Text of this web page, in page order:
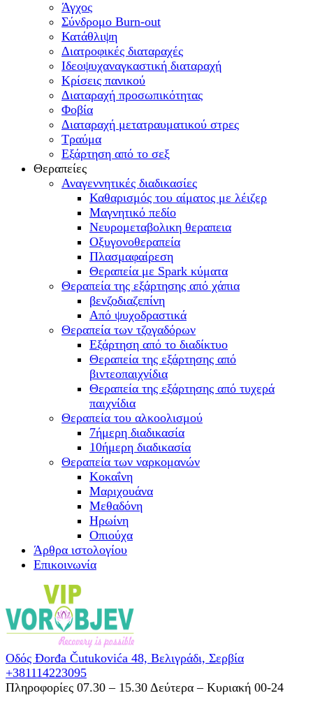
Άγχος
Σύνδρομο Burn-out
Κατάθλιψη
Διατροφικές διαταραχές
Ιδεοψυχαναγκαστική διαταραχή
Κρίσεις πανικού
Διαταραχή προσωπικότητας
Φοβία
Διαταραχή μετατραυματικού στρες
Τραύμα
Εξάρτηση από το σεξ
Θεραπείες
Αναγεννητικές διαδικασίες
Καθαρισμός του αίματος με λέιζερ
Μαγνητικό πεδίο
Νευρομεταβολικη θεραπεια
Οξυγονοθεραπεία
Πλασμαφαίρεση
Θεραπεία με Spark κύματα
Θεραπεία της εξάρτησης από χάπια
βενζοδιαζεπίνη
Από ψυχοδραστικά
Θεραπεία των τζογαδόρων
Εξάρτηση από το διαδίκτυο
Θεραπεία της εξάρτησης από
βιντεοπαιχνίδια
Θεραπεία της εξάρτησης από τυχερά
παιχνίδια
Θεραπεία του αλκοολισμού
7ήμερη διαδικασία
10ήμερη διαδικασία
Θεραπεία των ναρκομανών
Kοκαΐνη
Mαριχουάνα
Μεθαδόνη
Ηρωίνη
Oπιούχα
Άρθρα ιστολογίου
Επικοινωνία
Οδός Đorđa Čutukovića 48, Βελιγράδι, Σερβία
+381114223095
Πληροφορίες 07.30 – 15.30 Δεύτερα – Κυριακή 00-24